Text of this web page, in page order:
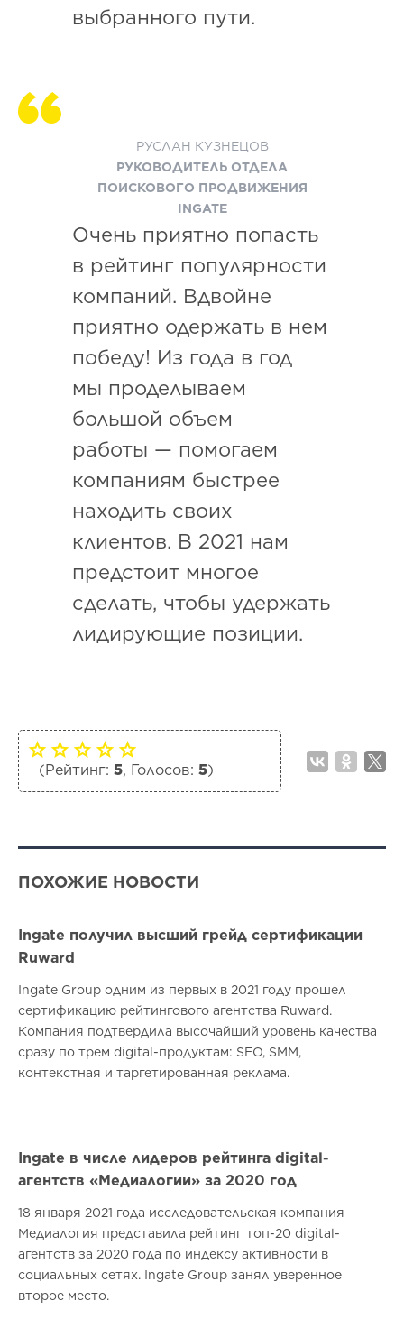
ПОХОЖИЕ НОВОСТИ
Ingate получил высший грейд сертификации
Ruward
Ingate Group одним из первых в 2021 году прошел
сертификацию рейтингового агентства Ruward.
Компания подтвердила высочайший уровень качества
сразу по трем digital-продуктам: SEO, SMM,
контекстная и таргетированная реклама.
Ingate в числе лидеров рейтинга digital-
агентств «Медиалогии» за 2020 год
18 января 2021 года исследовательская компания
Медиалогия представила рейтинг топ-20 digital-
агентств за 2020 года по индексу активности в
социальных сетях. Ingate Group занял уверенное
второе место.
выбранного пути.
РУСЛАН КУЗНЕЦОВ
РУКОВОДИТЕЛЬ ОТДЕЛА
ПОИСКОВОГО ПРОДВИЖЕНИЯ
INGATE
Очень приятно попасть
в рейтинг популярности
компаний. Вдвойне
приятно одержать в нем
победу! Из года в год
мы проделываем
большой объем
работы — помогаем
компаниям быстрее
находить своих
клиентов. В 2021 нам
предстоит многое
сделать, чтобы удержать
лидирующие позиции.
(Рейтинг: 5, Голосов: 5)